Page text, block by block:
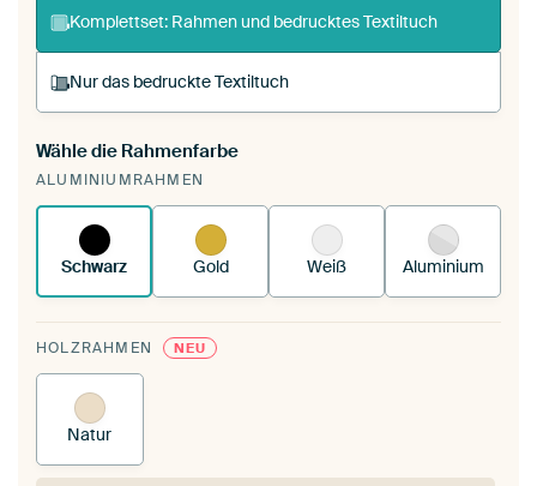
Komplettset: Rahmen und bedrucktes Textiltuch
Nur das bedruckte Textiltuch
Du spannst einen wechselbaren Textiltuch in
deinen vorhandenen ArtFrame™.
es.
Wähle die Rahmenfarbe
ALUMINIUMRAHMEN
Schwarz Gold Weiß Aluminium
HOLZRAHMEN NEU
Natur